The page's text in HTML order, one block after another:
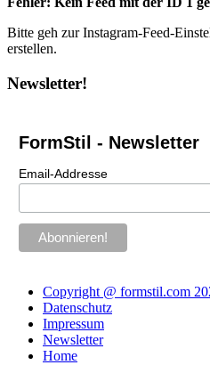
Bitte geh zur Instagram-Feed-
erstellen.
Newsletter!
FormStil - Newsletter
Email-Addresse
Copyright @ formstil.com
Datenschutz
Impressum
Newsletter
Home